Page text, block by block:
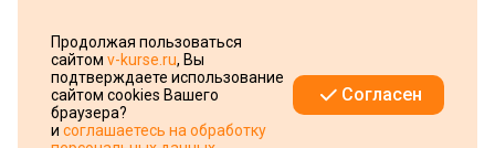
Продолжая пользоваться
сайтом v-kurse.ru, Вы
подтверждаете использование
сайтом cookies Вашего
браузера?
и соглашаетесь на обработку
Согласен